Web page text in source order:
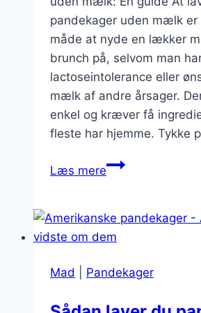
pandekager uden mælk
måde at nyde en lækker
brunch på, selvom man
lactoseintolerance eller
mælk af andre årsager.
enkel og kræver få
fleste har hjemme. Tykke
Læs mereHvordan
tykke
pandekager
mælk
Mad Pandekager